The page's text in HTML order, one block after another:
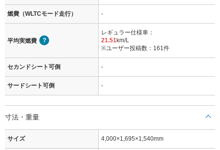
燃費（WLTCモード走行） -
平均実燃費
レギュラー仕様車：
21.51km/L
※ユーザー投稿数：161件
セカンドシート可倒 -
サードシート可倒 -
寸法・重量
サイズ 4,000×1,695×1,540mm